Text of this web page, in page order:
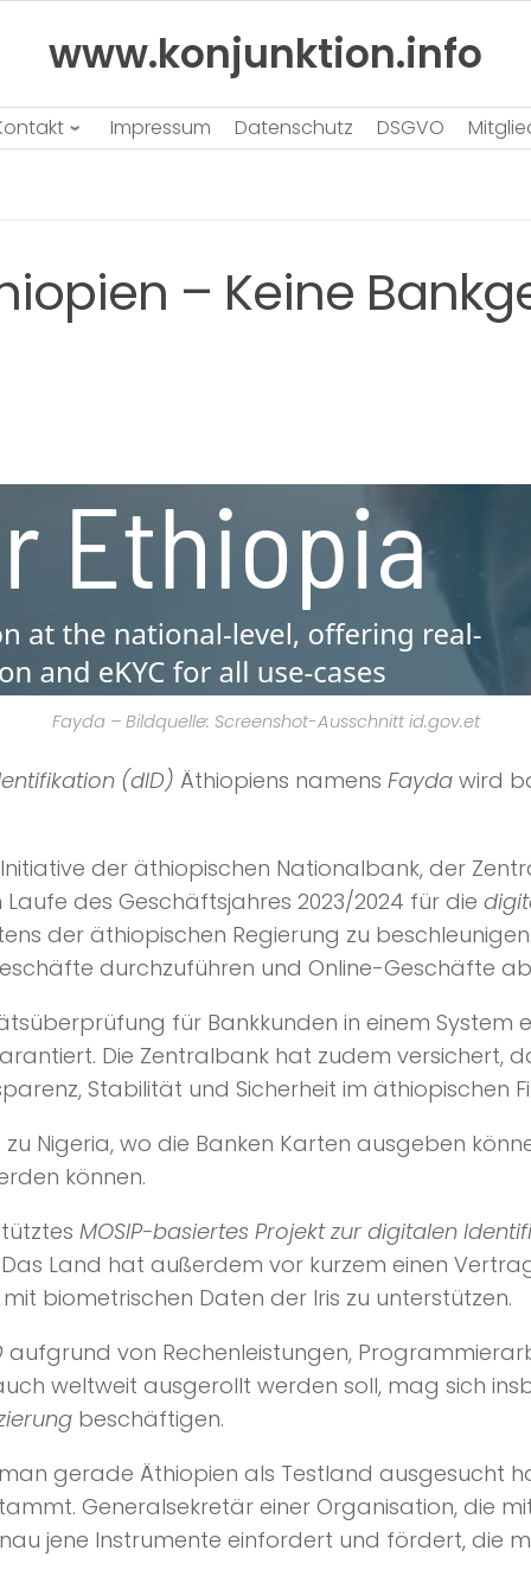
www.konjunktion.info
Impressum Datenschutz DSGVO
– Keine
Fayda – Bildquelle: Screenshot-Ausschnitt id.gov.et
(dID) Äthiopiens namens Fayda wird
der äthiopischen Nationalbank, der
des Geschäftsjahres 2023/2024 für die
der äthiopischen Regierung zu
durchzuführen und Online-Geschäfte
für Bankkunden in einem System
Die Zentralbank hat zudem versichert,
Stabilität und Sicherheit im äthiopischen
Nigeria, wo die Banken Karten ausgeben
können.
MOSIP-basiertes Projekt zur digitalen
Land hat außerdem vor kurzem einen
biometrischen Daten der Iris zu unterstützen.
aufgrund von Rechenleistungen,
weltweit ausgerollt werden soll, mag sich
beschäftigen.
gerade Äthiopien als Testland ausgesucht
Generalsekretär einer Organisation, die
jene Instrumente einfordert und fördert, die